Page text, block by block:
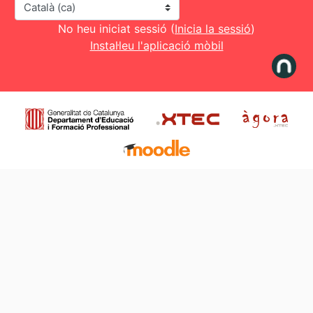
Idioma
No heu iniciat sessió (Inicia la sessió)
Instal·leu l'aplicació mòbil